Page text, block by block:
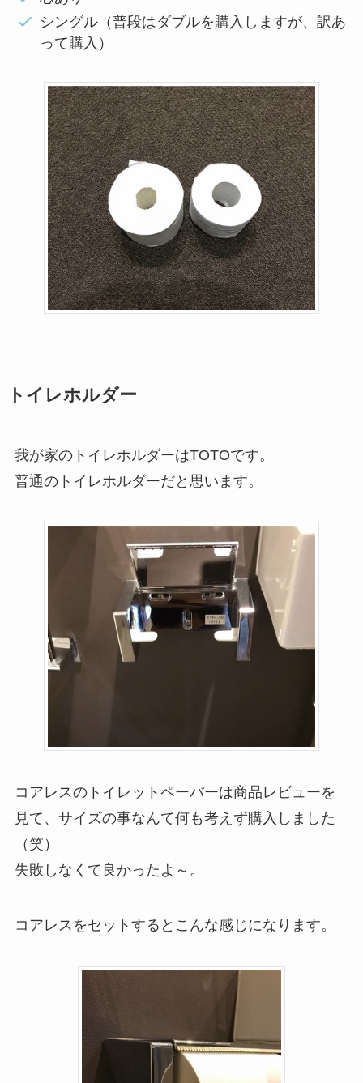
シングル（普段はダブルを購入しますが、訳あ
って購入）
トイレホルダー
我が家のトイレホルダーはTOTOです。
普通のトイレホルダーだと思います。
コアレスのトイレットペーパーは商品レビューを
見て、サイズの事なんて何も考えず購入しました
（笑）
失敗しなくて良かったよ～。
コアレスをセットするとこんな感じになります。